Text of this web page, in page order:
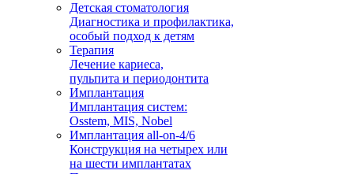
Детская стоматология
Диагностика и профилактика,
особый подход к детям
Терапия
Лечение кариеса,
пульпита и периодонтита
Имплантация
Имплантация систем:
Osstem, MIS, Nobel
Имплантация all-on-4/6
Конструкция на четырех или
на шести имплантатах